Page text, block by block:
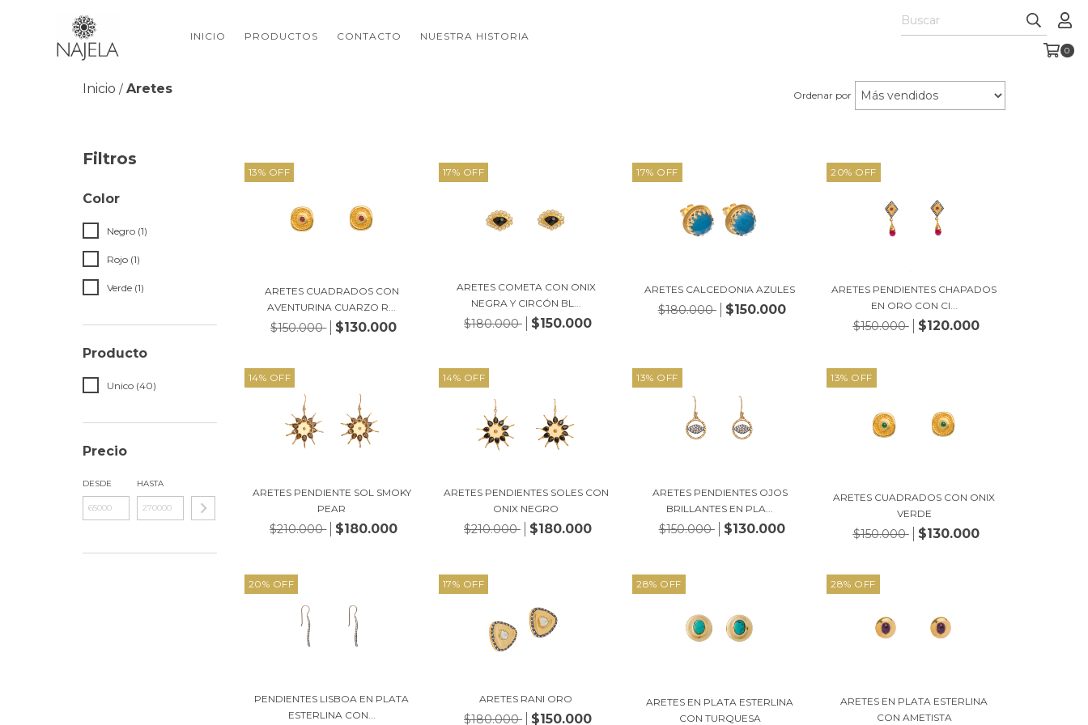
INICIO PRODUCTOS CONTACTO NUESTRA HISTORIA
0
Inicio / Aretes Ordenar por
Filtros
Color
Negro (1)
Rojo (1)
Verde (1)
Producto
Unico (40)
Precio
DESDE HASTA
13% OFF
ARETES CUADRADOS CON
AVENTURINA CUARZO R...
$150.000 $130.000
17% OFF
ARETES COMETA CON ONIX
NEGRA Y CIRCÓN BL...
$180.000 $150.000
17% OFF
ARETES CALCEDONIA AZULES
$180.000 $150.000
20% OFF
ARETES PENDIENTES CHAPADOS
EN ORO CON CI...
$150.000 $120.000
14% OFF
ARETES PENDIENTE SOL SMOKY
PEAR
$210.000 $180.000
14% OFF
ARETES PENDIENTES SOLES CON
ONIX NEGRO
$210.000 $180.000
13% OFF
ARETES PENDIENTES OJOS
BRILLANTES EN PLA...
$150.000 $130.000
13% OFF
ARETES CUADRADOS CON ONIX
VERDE
$150.000 $130.000
20% OFF
PENDIENTES LISBOA EN PLATA
ESTERLINA CON...
17% OFF
ARETES RANI ORO
$180.000 $150.000
28% OFF
ARETES EN PLATA ESTERLINA
CON TURQUESA
28% OFF
ARETES EN PLATA ESTERLINA
CON AMETISTA